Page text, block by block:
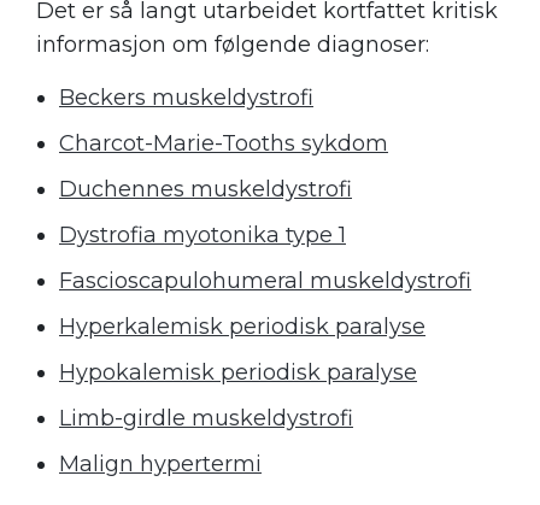
Det er så langt utarbeidet kortfattet kritisk
informasjon om følgende diagnoser:
Beckers muskeldystrofi
Charcot-Marie-Tooths sykdom
Duchennes muskeldystrofi
Dystrofia myotonika type 1
Fascioscapulohumeral muskeldystrofi
Hyperkalemisk periodisk paralyse
Hypokalemisk periodisk paralyse
Limb-girdle muskeldystrofi
Malign hypertermi